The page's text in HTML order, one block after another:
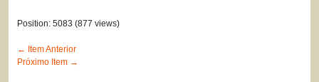
Position: 5083 (877 views)
← Item Anterior
Próximo Item →